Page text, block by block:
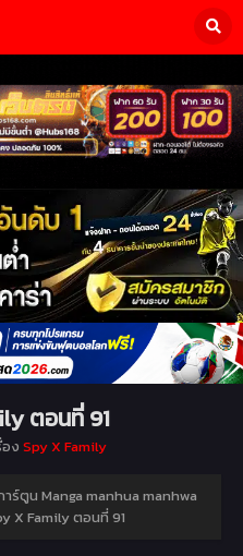
ตอนที่ 91
ง Spy X Family
ร์ตูน Manga manhua manhwa
X Family ตอนที่ 91